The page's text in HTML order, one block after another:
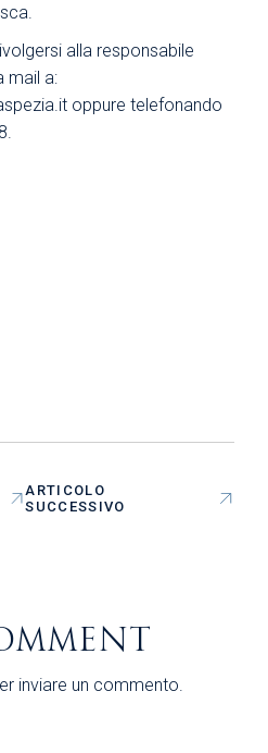
alla responsabile
mail a:
oppure telefonando
ARTICOLO
SUCCESSIVO
inviare un commento.